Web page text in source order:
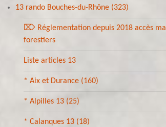
13 rando Bouches-du-Rhône (323)
⌦ Réglementation depuis 2018 accès
forestiers
Liste articles 13
* Aix et Durance (160)
* Alpilles 13 (25)
* Calanques 13 (18)